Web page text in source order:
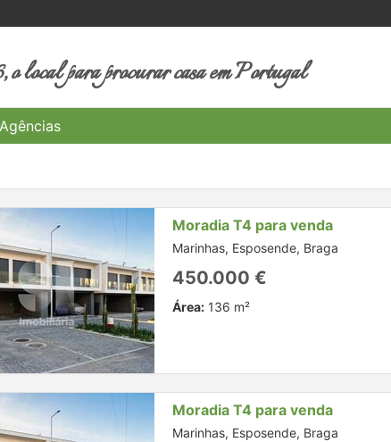
o local para procurar casa em Portugal
Moradia T4 para venda
Marinhas, Esposende, Braga
450.000 €
Área: 136 m²
Moradia T4 para venda
Marinhas, Esposende, Braga